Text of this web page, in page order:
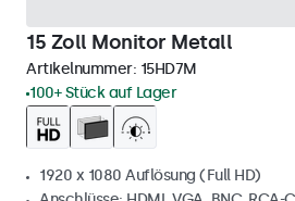
15 Zoll Monitor Metall
Artikelnummer: 15HD7M
100+ Stück auf Lager
1920 x 1080 Auflösung (Full HD)